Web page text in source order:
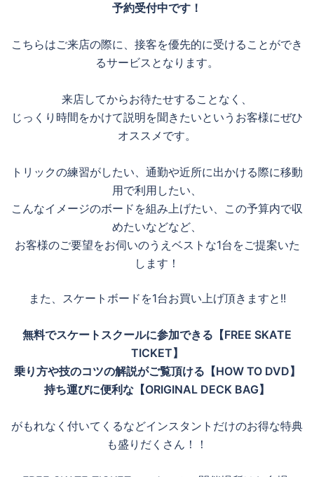
予約受付中です！
こちらはご来店の際に、接客を優先的に受けることができ
るサービスとなります。
来店してからお待たせすることなく、
じっくり時間をかけて説明を聞きたいというお客様にぜひ
オススメです。
トリックの練習がしたい、通勤や近所に出かける際に移動
用で利用したい、
こんなイメージのボードを組み上げたい、この予算内で収
めたいなどなど、
お客様のご要望をお伺いのうえベストな1台をご提案いた
します！
また、スケートボードを1台お買い上げ頂きますと!!
無料でスケートスクールに参加できる【FREE SKATE
TICKET】
乗り方や技のコツの解説がご覧頂ける【HOW TO DVD】
持ち運びに便利な【ORIGINAL DECK BAG】
がもれなく付いてくるなどインスタントだけのお得な特典
も盛りだくさん！！